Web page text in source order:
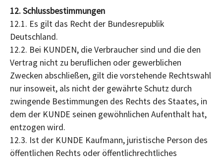
12. Schlussbestimmungen
12.1. Es gilt das Recht der Bundesrepublik
Deutschland.
12.2. Bei KUNDEN, die Verbraucher sind und die den
Vertrag nicht zu beruflichen oder gewerblichen
Zwecken abschließen, gilt die vorstehende Rechtswahl
nur insoweit, als nicht der gewährte Schutz durch
zwingende Bestimmungen des Rechts des Staates, in
dem der KUNDE seinen gewöhnlichen Aufenthalt hat,
entzogen wird.
12.3. Ist der KUNDE Kaufmann, juristische Person des
öffentlichen Rechts oder öffentlichrechtliches